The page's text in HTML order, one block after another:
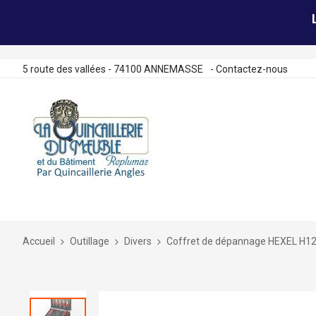
5 route des vallées - 74100 ANNEMASSE - Contactez-nous
Accueil Outillage Divers Coffret de dépannage HEXEL
Skip